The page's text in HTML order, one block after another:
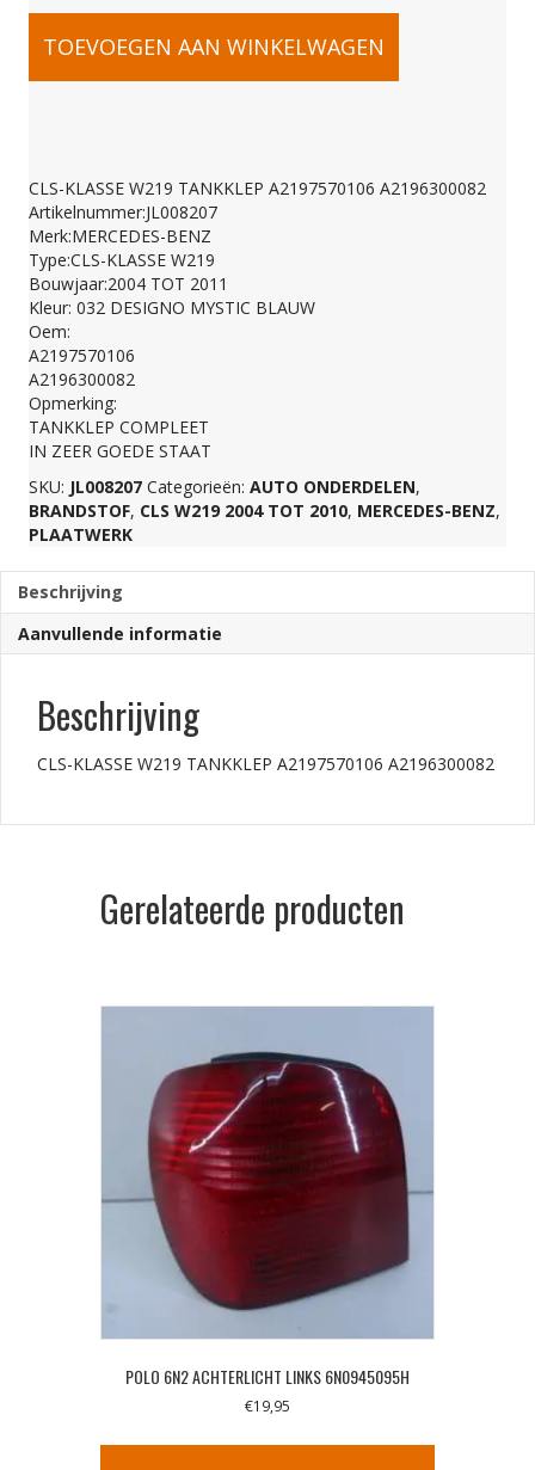
CLS-
W219
TANKKLEP
A2197570106
A2196300082
aantal
TOEVOEGEN AAN WINKELWAGEN
CLS-KLASSE W219 TANKKLEP A2197570106 A2196300082
Artikelnummer:JL008207
Merk:MERCEDES-BENZ
Type:CLS-KLASSE W219
Bouwjaar:2004 TOT 2011
Kleur: 032 DESIGNO MYSTIC BLAUW
Oem:
A2197570106
A2196300082
Opmerking:
TANKKLEP COMPLEET
IN ZEER GOEDE STAAT
SKU: JL008207 Categorieën: AUTO ONDERDELEN,
BRANDSTOF, CLS W219 2004 TOT 2010, MERCEDES-BENZ,
PLAATWERK
Beschrijving
Aanvullende informatie
Beschrijving
CLS-KLASSE W219 TANKKLEP A2197570106 A2196300082
Gerelateerde producten
POLO 6N2 ACHTERLICHT LINKS 6N0945095H
€19,95